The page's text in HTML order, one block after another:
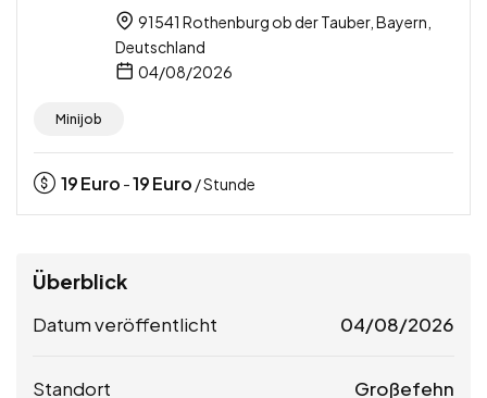
91541 Rothenburg ob der Tauber, Bayern,
Deutschland
04/08/2026
Minijob
19Euro -19Euro / Stunde
Überblick
Datum veröffentlicht 04/08/2026
Standort Großefehn